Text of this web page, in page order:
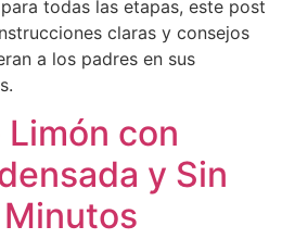
todas las etapas, este post
claras y consejos
a los padres en sus
con
y Sin